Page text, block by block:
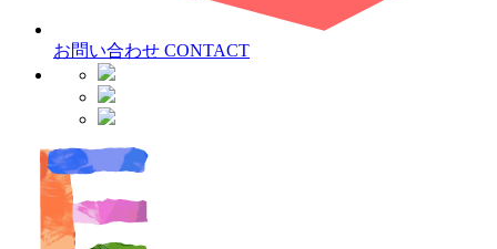
お問い合わせ CONTACT